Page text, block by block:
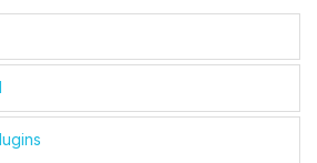
Choupy, tu pequeno